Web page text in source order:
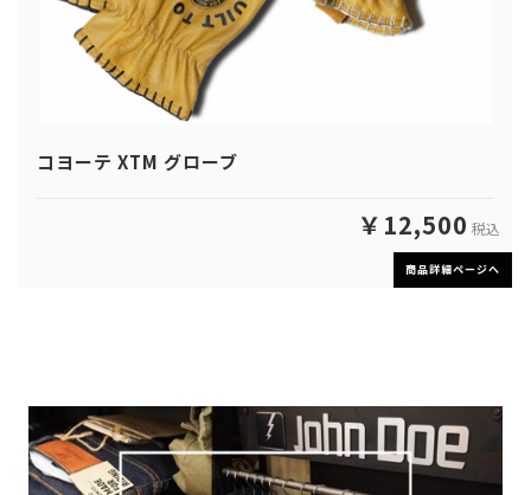
コヨーテ XTM グローブ
￥12,500 税込
商品詳細ページへ